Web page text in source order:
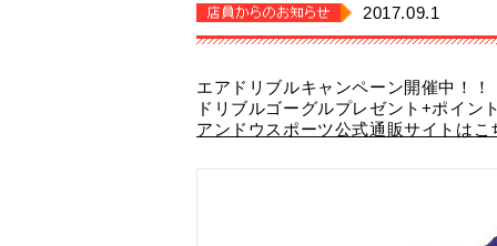
2017.09.1
エアドリブルキャンペーン開催中！！
ドリブルゴーグルプレゼント+ポイン
アンドウスポーツ公式通販サイトはこ